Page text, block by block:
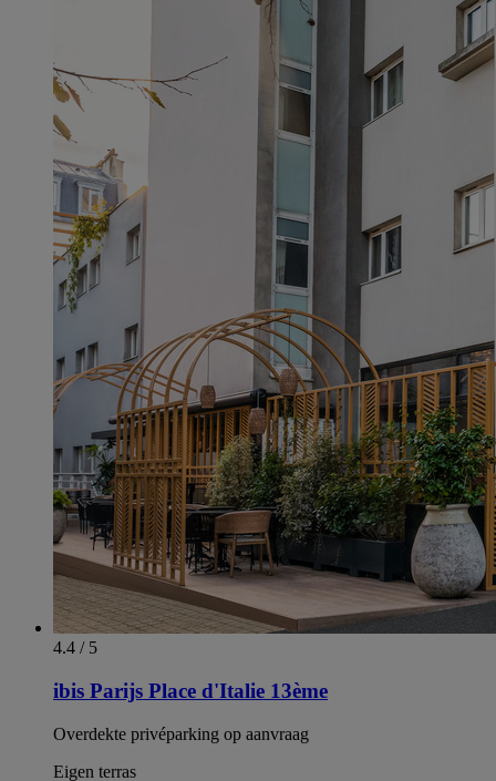
4.4 / 5
ibis Parijs Place d'Italie 13ème
Overdekte privéparking op aanvraag
Eigen terras